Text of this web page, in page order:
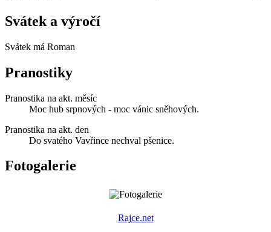
Svátek a výročí
Svátek má Roman
Pranostiky
Pranostika na akt. měsíc
Moc hub srpnových - moc vánic sněhových.
Pranostika na akt. den
Do svatého Vavřince nechval pšenice.
Fotogalerie
Rajce.net